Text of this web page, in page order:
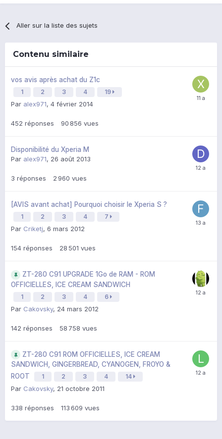
Aller sur la liste des sujets
Contenu similaire
vos avis après achat du Z1c
1 2 3 4 19
Par alex971, 4 février 2014
452 réponses 90 856 vues
Disponibilité du Xperia M
Par alex971, 26 août 2013
3 réponses 2 960 vues
[AVIS avant achat] Pourquoi choisir le Xperia S ?
1 2 3 4 7
Par Criketj, 6 mars 2012
154 réponses 28 501 vues
ZT-280 C91 UPGRADE 1Go de RAM - ROM
OFFICIELLES, ICE CREAM SANDWICH
1 2 3 4 6
Par Cakovsky, 24 mars 2012
142 réponses 58 758 vues
ZT-280 C91 ROM OFFICIELLES, ICE CREAM
SANDWICH, GINGERBREAD, CYANOGEN, FROYO &
ROOT
1 2 3 4 14
Par Cakovsky, 21 octobre 2011
338 réponses 113 609 vues